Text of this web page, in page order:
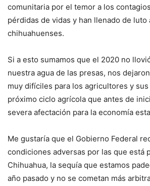
comunitaria por el temor a los
pérdidas de vidas y han llenado de luto
chihuahuenses.
Si a esto sumamos que el 2020 no
nuestra agua de las presas, nos
muy difíciles para los agricultores y
próximo ciclo agrícola que antes de
severa afectación para la economía
Me gustaría que el Gobierno Federal
condiciones adversas por las que está
Chihuahua, la sequía que estamos
año pasado y no se cometan más